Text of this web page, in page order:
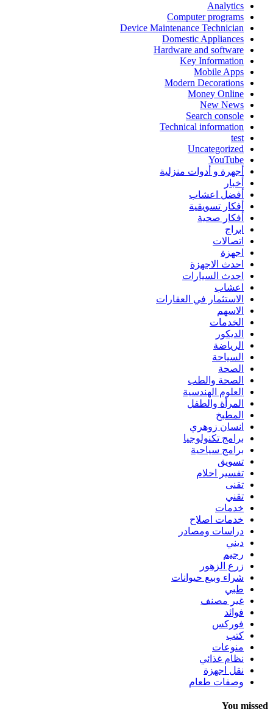
Analytics
Computer programs
Device Maintenance Technician
Domestic Appliances
Hardware and software
Key Information
Mobile Apps
Modern Decorations
Money Online
New News
Search console
Technical information
test
Uncategorized
YouTube
أجهرة و أدوات منزلية
أخبار
أفضل اعشاب
أفكار تسويقية
أفكار صحية
ابراج
اتصالات
اجهزة
احدث الاجهزة
احدث السيارات
اعشاب
الاستثمار في العقارات
الاسهم
الخدمات
الديكور
الرياضة
السياحة
الصحة
الصحة والطب
العلوم الهندسية
المرأة والطفل
المطبخ
انسان زوهري
برامج تكنولوجيا
برامج سياحية
تسويق
تفسير احلام
تقنى
تقني
خدمات
خدمات اصلاح
دراسات ومصادر
ديني
رجيم
زرع الزهور
شراء وبيع حيوانات
طبي
غير مصنف
فوائد
فوركس
كتب
منوعات
نظام غذائي
نقل اجهزة
وصفات طعام
You missed